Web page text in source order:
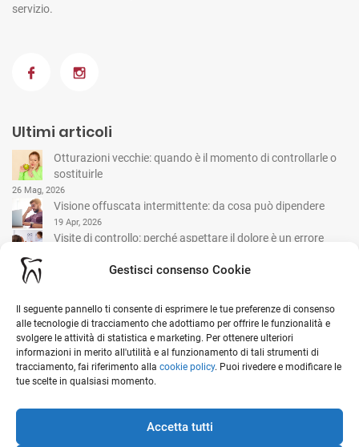
Gestisci consenso Cookie
Il seguente pannello ti consente di esprimere le tue preferenze di consenso
alle tecnologie di tracciamento che adottiamo per offrire le funzionalità e
svolgere le attività di statistica e marketing. Per ottenere ulteriori
informazioni in merito all'utilità e al funzionamento di tali strumenti di
tracciamento, fai riferimento alla cookie policy. Puoi rivedere e modificare le
tue scelte in qualsiasi momento.
Accetta tutti
servizio.
Ultimi articoli
Otturazioni vecchie: quando è il momento di controllarle o
sostituirle
26 Mag, 2026
Visione offuscata intermittente: da cosa può dipendere
19 Apr, 2026
Visite di controllo: perché aspettare il dolore è un errore
15 Mar, 2026
I nostri contatti
Viale G. Garibaldi, 1 - 20841 Carate Brianza (MB)